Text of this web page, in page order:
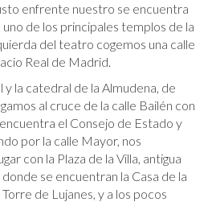
enfrente nuestro se encuentra
de los principales templos de la
del teatro cogemos una calle
Real de Madrid.
y la catedral de la Almudena, de
al cruce de la calle Bailén con
el Consejo de Estado y
por la calle Mayor, nos
con la Plaza de la Villa, antigua
se encuentran la Casa de la
de Lujanes, y a los pocos